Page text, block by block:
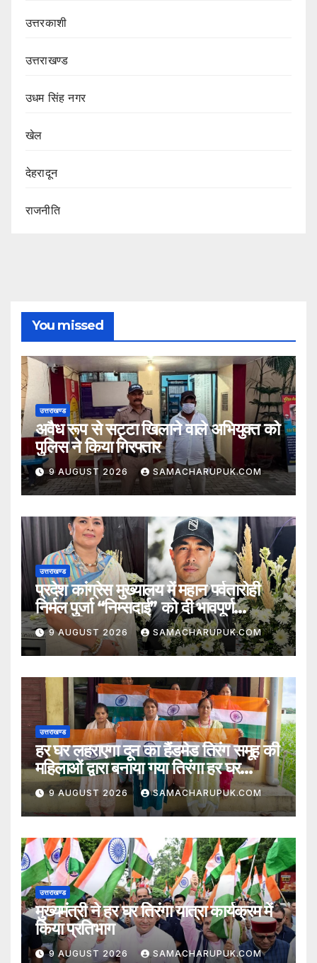
उत्तरकाशी
उत्तराखण्ड
उधम सिंह नगर
खेल
देहरादून
राजनीति
You missed
उत्तराखण्ड
अवैध रूप से सट्टा खिलाने वाले अभियुक्त को
पुलिस ने किया गिरफ्तार
9 AUGUST 2026 SAMACHARUPUK.COM
उत्तराखण्ड
प्रदेश कांग्रेस मुख्यालय में महान पर्वतारोही
निर्मल पुर्जा “निम्सदाई” को दी भावपूर्ण
श्रद्धांजलि
9 AUGUST 2026 SAMACHARUPUK.COM
उत्तराखण्ड
हर घर लहराएगा दून का हैंडमेड तिरंग समूह की
महिलाओं द्वारा बनाया गया तिरंगा हर घर
लहराएगा
9 AUGUST 2026 SAMACHARUPUK.COM
उत्तराखण्ड
मुख्यमंत्री ने हर घर तिरंगा यात्रा कार्यक्रम में
किया प्रतिभाग
9 AUGUST 2026 SAMACHARUPUK.COM